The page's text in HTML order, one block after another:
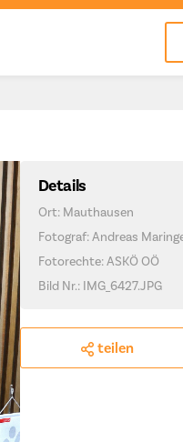
Details
Ort: Mauthausen
Fotograf: Andreas
Fotorechte: ASKÖ OÖ
Bild Nr.: IMG_6427.JPG
teilen